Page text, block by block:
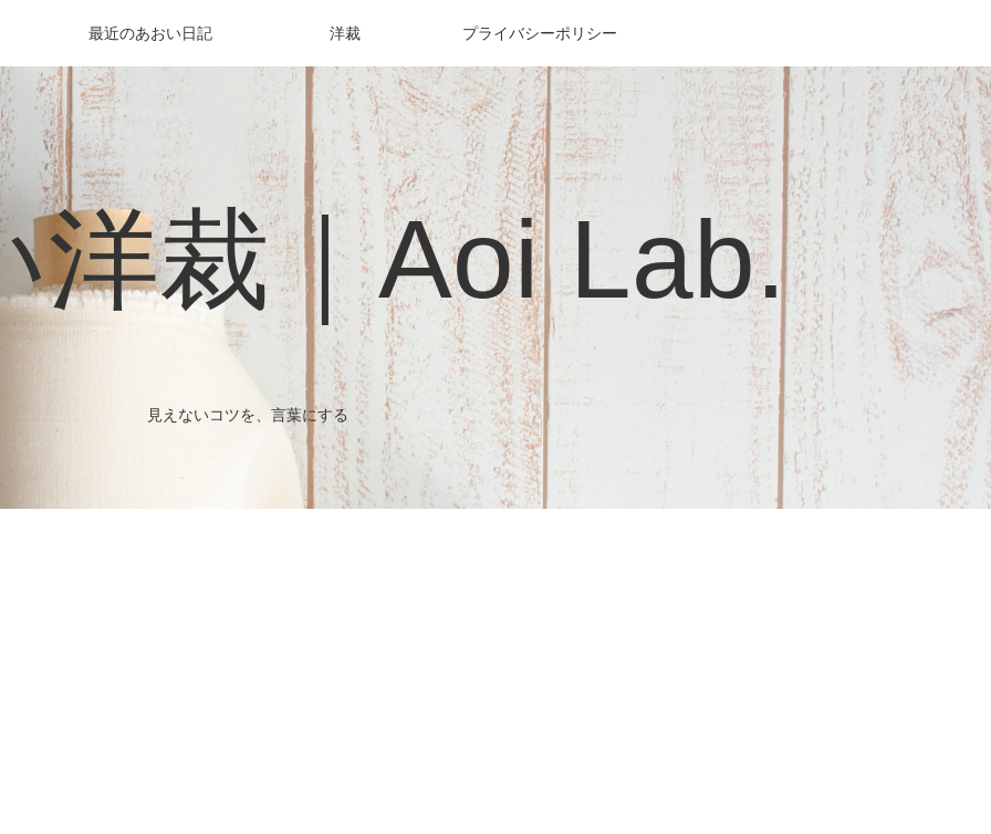
洋裁｜Aoi Lab.
見えないコツを、言葉にする
最近のあおい日記 洋裁 プライバシーポリシー